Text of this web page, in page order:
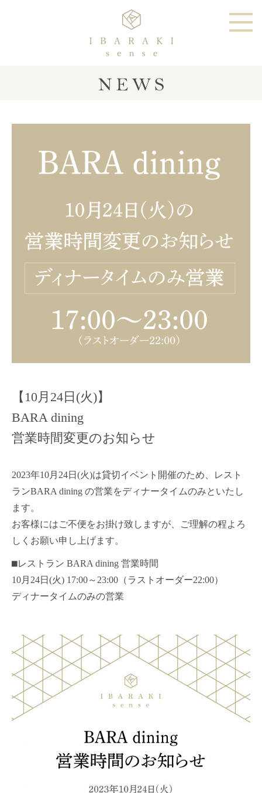
【10月24日(火)】
BARA dining
営業時間変更のお知らせ
2023年10月24日(火)は貸切イベント開催のため、レスト
ランBARA dining の営業をディナータイムのみといたし
ます。
お客様にはご不便をお掛け致しますが、ご理解の程よろ
しくお願い申し上げます。
⬛︎レストラン BARA dining 営業時間
10月24日(火) 17:00～23:00（ラストオーダー22:00）
ディナータイムのみの営業